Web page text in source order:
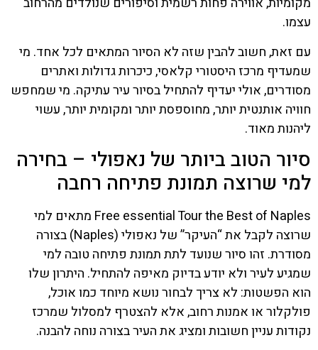
עצמו.
עם זאת, חשוב להבין שזה לא הסיור המתאים לכל אחד. מי
שמעדיף מרכז היסטורי קלאסי, כיכרות גדולות ואתרים
מסודרים, אולי יעדיף להתחיל בסיור עיר עתיקה. מי שמחפש
חוויה אותנטית יותר, מחוספסת יותר ומקומית יותר, עשוי
ליהנות מאוד.
סיור הטוב ביותר של נאפולי – בחירה
למי שרוצה תמונת פתיחה רחבה
Free essential Tour the Best of Naples מתאים למי
שרוצה לקבל את “העיקר” של נאפולי (Naples) בצורה
מסודרת. זהו סיור שנועד לתת תמונת פתיחה טובה למי
שמגיע לעיר ולא יודע בדיוק מאיפה להתחיל. היתרון שלו
הוא הפשטות: לא צריך לבחור נושא מיוחד כמו אוכל,
פולקלור או אמנות רחוב, אלא להצטרף למסלול שמרכז
נקודות עניין חשובות ומציג את העיר בצורה נוחה להבנה.